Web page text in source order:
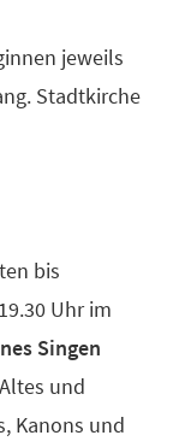
jeweils
Stadtkirche
bis
Uhr im
Singen
und
Kanons und